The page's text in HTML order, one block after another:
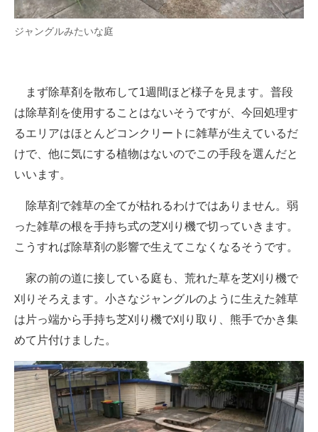
ジャングルみたいな庭
まず除草剤を散布して1週間ほど様子を見ます。普段
は除草剤を使用することはないそうですが、今回処理す
るエリアはほとんどコンクリートに雑草が生えているだ
けで、他に気にする植物はないのでこの手段を選んだと
いいます。
除草剤で雑草の全てが枯れるわけではありません。弱
った雑草の根を手持ち式の芝刈り機で切っていきます。
こうすれば除草剤の影響で生えてこなくなるそうです。
家の前の道に接している庭も、荒れた草を芝刈り機で
刈りそろえます。小さなジャングルのように生えた雑草
は片っ端から手持ち芝刈り機で刈り取り、熊手でかき集
めて片付けました。